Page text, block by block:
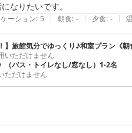
なりたいです。
ーション: 5 | 朝食: - | 夕食: - |
】旅館気分でゆっくり♪和室プラン《朝
いただけません
バス・トイレなし/窓なし）1-2名
ただけません